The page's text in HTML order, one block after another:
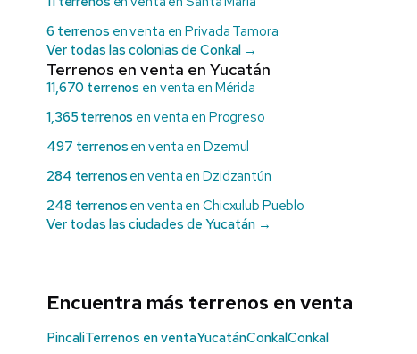
6 terrenos en venta en Privada Tamora
Ver todas las colonias de Conkal →
Terrenos en venta en Yucatán
11,670 terrenos en venta en Mérida
1,365 terrenos en venta en Progreso
497 terrenos en venta en Dzemul
284 terrenos en venta en Dzidzantún
248 terrenos en venta en Chicxulub Pueblo
Ver todas las ciudades de Yucatán →
Encuentra más terrenos en venta
PincaliTerrenos en ventaYucatánConkalConkal